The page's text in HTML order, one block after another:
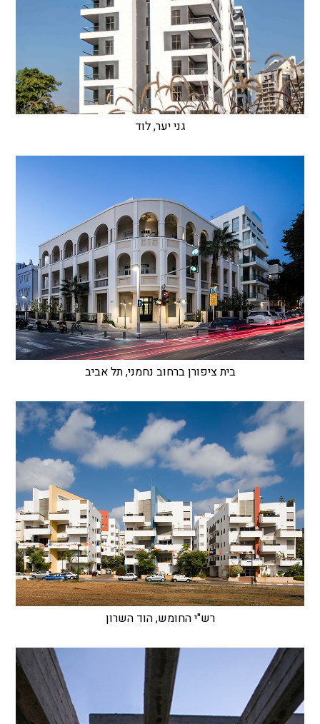
גני יער, לוד
בית ציפורן ברחוב נחמני, תל אביב
רש"י החומש, הוד השרון